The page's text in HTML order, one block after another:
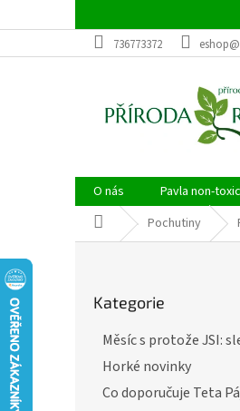
na
736773372
O nás Pavla non-toxic
Domů Pochutiny
kategorie
Kategorie
Měsíc s protože JSI:
Horké novinky
Co doporučuje Teta